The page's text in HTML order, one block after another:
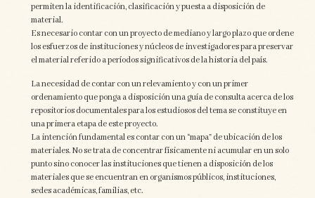
permiten la identificación, clasificación y puesta a disposición de
material.
Es necesario contar con un proyecto de mediano y largo plazo que ordene
los esfuerzos de instituciones y núcleos de investigadores para preservar
el material referido a períodos significativos de la historia del país.
La necesidad de contar con un relevamiento y con un primer
ordenamiento que ponga a disposición una guía de consulta acerca de los
repositorios documentales para los estudiosos del tema se constituye en
una primera etapa de este proyecto.
La intención fundamental es contar con un “mapa” de ubicación de los
materiales. No se trata de concentrar físicamente ni acumular en un solo
punto sino conocer las instituciones que tienen a disposición de los
materiales que se encuentran en organismos públicos, instituciones,
sedes académicas, familias, etc.